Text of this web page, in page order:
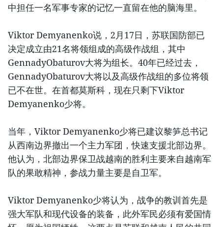
中担任一名军事专家的记忆一直留在他的脑海里。
Viktor Demyanenko说，2月17日，苏联国防部已
决定成立由21名将领组成的高级作战组，其中
GennadyObaturov大将为组长。40年已经过去，
GennadyObaturov大将以及高级作战组的多位将领
已不在世。在首都莫斯科，现在只剩下Viktor
Demyanenko少将。
当年，Viktor Demyanenko少将已建议黎笋总书记
从西南边界撤出一个主力军团，快速支援北部边界。
他认为，北部边界保卫战越南的胜利主要来自越南军
队的果敢精神，参战力量主要是自卫军。
Viktor Demyanenko少将认为，战争的教训首先是
强大军队和现代设备的装备，此外军民必须有爱国情